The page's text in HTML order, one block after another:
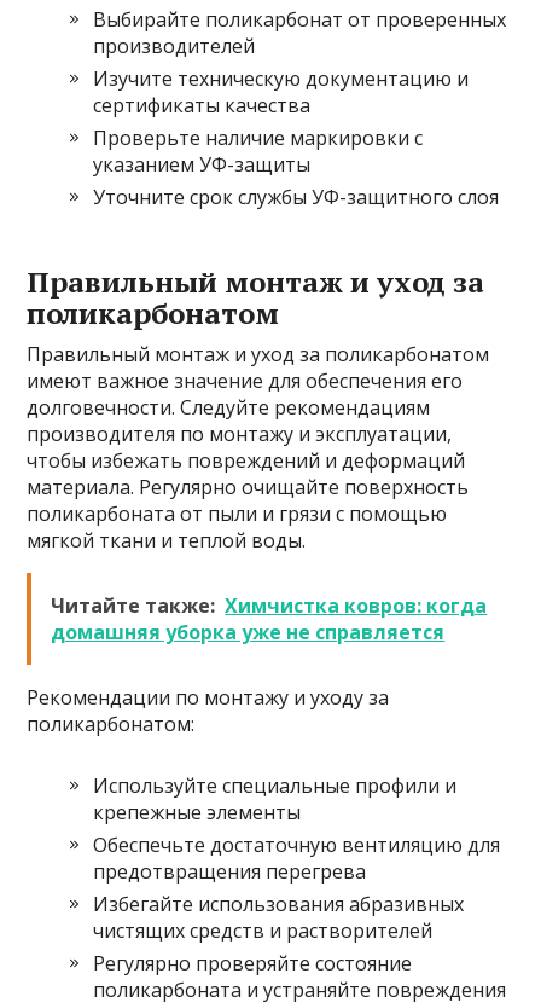
Выбирайте поликарбонат от проверенных
производителей
Изучите техническую документацию и
сертификаты качества
Проверьте наличие маркировки с
указанием УФ-защиты
Уточните срок службы УФ-защитного слоя
Правильный монтаж и уход за
поликарбонатом
Правильный монтаж и уход за поликарбонатом
имеют важное значение для обеспечения его
долговечности. Следуйте рекомендациям
производителя по монтажу и эксплуатации,
чтобы избежать повреждений и деформаций
материала. Регулярно очищайте поверхность
поликарбоната от пыли и грязи с помощью
мягкой ткани и теплой воды.
Читайте также: Химчистка ковров: когда
домашняя уборка уже не справляется
Рекомендации по монтажу и уходу за
поликарбонатом:
Используйте специальные профили и
крепежные элементы
Обеспечьте достаточную вентиляцию для
предотвращения перегрева
Избегайте использования абразивных
чистящих средств и растворителей
Регулярно проверяйте состояние
поликарбоната и устраняйте повреждения